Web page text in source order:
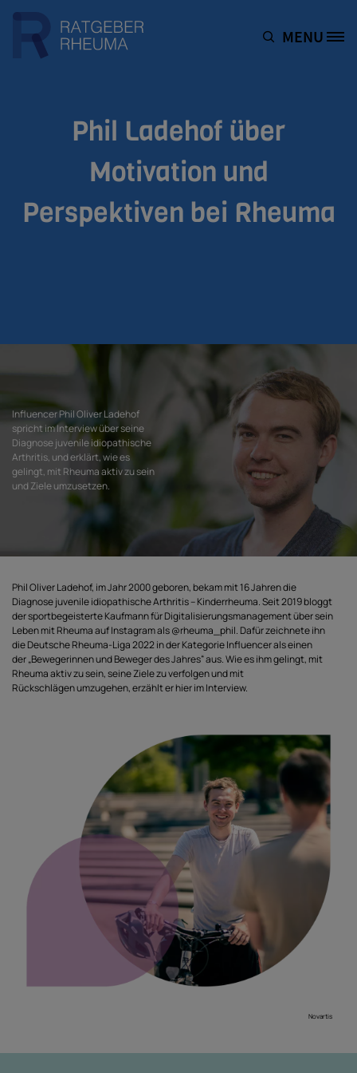
Site Logo MENU
Phil Ladehof über
Motivation und
Perspektiven bei Rheuma
Influencer Phil Oliver Ladehof
spricht im Interview über seine
Diagnose juvenile idiopathische
Arthritis, und erklärt, wie es
gelingt, mit Rheuma aktiv zu sein
und Ziele umzusetzen.
Phil Oliver Ladehof, im Jahr 2000 geboren, bekam mit 16 Jahren die
Diagnose juvenile idiopathische Arthritis – Kinderrheuma. Seit 2019 bloggt
der sportbegeisterte Kaufmann für Digitalisierungsmanagement über sein
Leben mit Rheuma auf Instagram als @rheuma_phil. Dafür zeichnete ihn
die Deutsche Rheuma-Liga 2022 in der Kategorie Influencer als einen
der „Bewegerinnen und Beweger des Jahres“ aus. Wie es ihm gelingt, mit
Rheuma aktiv zu sein, seine Ziele zu verfolgen und mit
Rückschlägen umzugehen, erzählt er hier im Interview.
Novartis